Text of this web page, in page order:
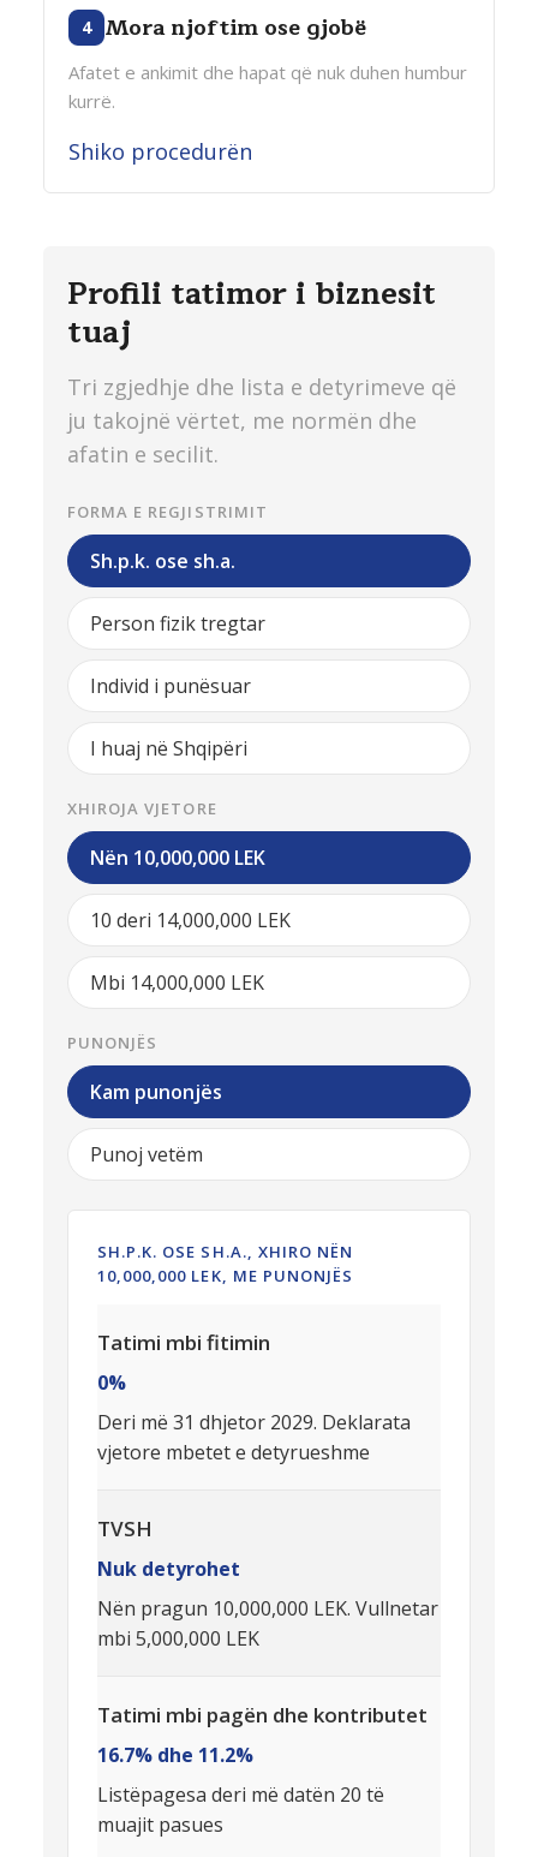
4 Mora njoftim ose gjobë
Afatet e ankimit dhe hapat që nuk duhen humbur
kurrë.
Shiko procedurën
Profili tatimor i biznesit
tuaj
Tri zgjedhje dhe lista e detyrimeve që
ju takojnë vërtet, me normën dhe
afatin e secilit.
FORMA E REGJISTRIMIT
Sh.p.k. ose sh.a.
Person fizik tregtar
Individ i punësuar
I huaj në Shqipëri
XHIROJA VJETORE
Nën 10,000,000 LEK
10 deri 14,000,000 LEK
Mbi 14,000,000 LEK
PUNONJËS
Kam punonjës
Punoj vetëm
SH.P.K. OSE SH.A., XHIRO NËN
10,000,000 LEK, ME PUNONJËS
Tatimi mbi fitimin
0%
Deri më 31 dhjetor 2029. Deklarata
vjetore mbetet e detyrueshme
TVSH
Nuk detyrohet
Nën pragun 10,000,000 LEK. Vullnetar
mbi 5,000,000 LEK
Tatimi mbi pagën dhe kontributet
16.7% dhe 11.2%
Listëpagesa deri më datën 20 të
muajit pasues